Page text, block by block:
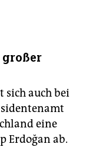
großer
sich auch bei
eine
Erdoğan ab.